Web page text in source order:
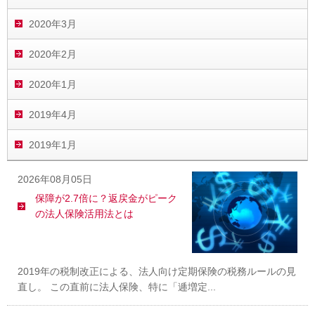
2020年3月
2020年2月
2020年1月
2019年4月
2019年1月
2026年08月05日
保障が2.7倍に？返戻金がピーク
の法人保険活用法とは
2019年の税制改正による、法人向け定期保険の税務ルールの見
直し。 この直前に法人保険、特に「逓増定...